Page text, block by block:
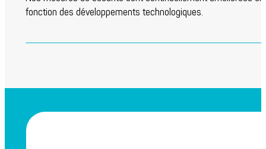
fonction des développements technologiques.